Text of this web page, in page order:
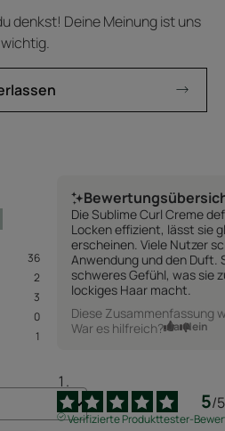
denkst! Deine Meinung ist uns
wichtig.
36
2
3
0
1
Die Sublime Curl Creme
Locken effizient, lässt sie
erscheinen. Viele Nutzer
Anwendung und den Duft.
schweres Gefühl, was sie
lockiges Haar macht.
Diese Zusammenfassung
War es hilfreich? Ja Nein
5/5
Verifizierte Produkttester-